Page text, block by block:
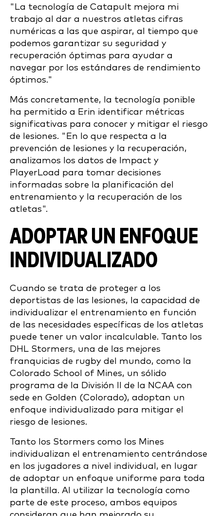
"La tecnología de Catapult mejora mi
trabajo al dar a nuestros atletas cifras
numéricas a las que aspirar, al tiempo que
podemos garantizar su seguridad y
recuperación óptimas para ayudar a
navegar por los estándares de rendimiento
óptimos."
Más concretamente, la tecnología ponible
ha permitido a Erin identificar métricas
significativas para conocer y mitigar el riesgo
de lesiones. "En lo que respecta a la
prevención de lesiones y la recuperación,
analizamos los datos de Impact y
PlayerLoad para tomar decisiones
informadas sobre la planificación del
entrenamiento y la recuperación de los
atletas".
ADOPTAR UN ENFOQUE
INDIVIDUALIZADO
Cuando se trata de proteger a los
deportistas de las lesiones, la capacidad de
individualizar el entrenamiento en función
de las necesidades específicas de los atletas
puede tener un valor incalculable. Tanto los
DHL Stormers, una de las mejores
franquicias de rugby del mundo, como la
Colorado School of Mines, un sólido
programa de la División II de la NCAA con
sede en Golden (Colorado), adoptan un
enfoque individualizado para mitigar el
riesgo de lesiones.
Tanto los Stormers como los Mines
individualizan el entrenamiento centrándose
en los jugadores a nivel individual, en lugar
de adoptar un enfoque uniforme para toda
la plantilla. Al utilizar la tecnología como
parte de este proceso, ambos equipos